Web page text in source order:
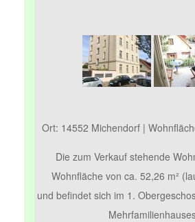
Ort: 14552 Michendorf |
Die zum Verkauf stehende
Wohnfläche von ca. 52,26 m²
und befindet sich im 1.